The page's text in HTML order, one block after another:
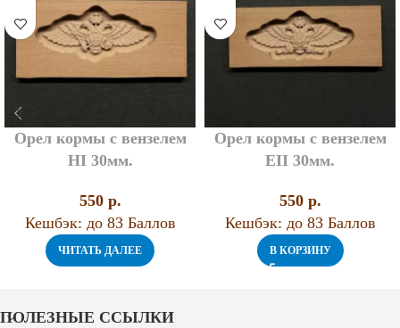
Орел кормы с вензелем
НI 30мм.
550 p.
Кешбэк: до 83 Баллов
ЧИТАТЬ ДАЛЕЕ
Орел кормы с вензелем
EII 30мм.
550 p.
Кешбэк: до 83 Баллов
В КОРЗИНУ
ПОЛЕЗНЫЕ ССЫЛКИ